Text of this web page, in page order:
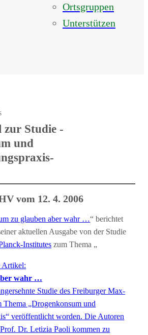
Ortsgruppen
Unterstützen
Studie -
und
vom 12. 4. 2006
zu glauben aber wahr …“ berichtet
aktuellen Ausgabe von der Studie
Institutes zum Thema „
Artikel:
wahr …
Studie des Freiburger Max-
Thema „Drogenkonsum und
veröffentlicht worden. Die Autoren
Dr. Letizia Paoli kommen zu